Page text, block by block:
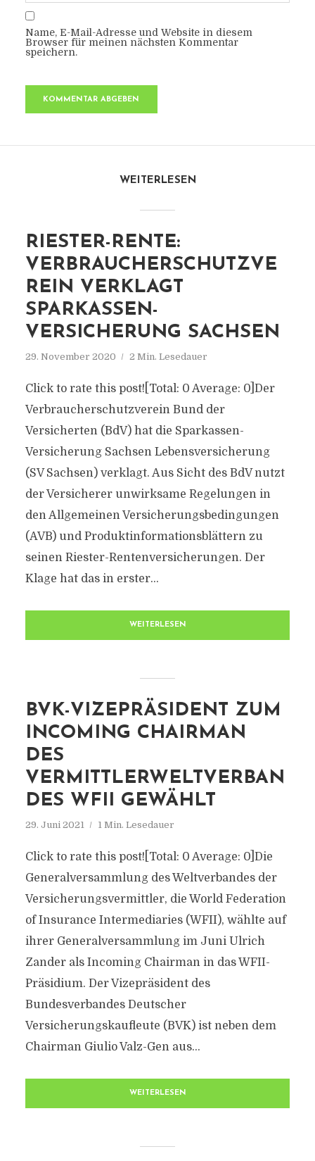
Name, E-Mail-Adresse und Website in diesem
Browser für meinen nächsten Kommentar
speichern.
WEITERLESEN
RIESTER-RENTE:
VERBRAUCHERSCHUTZVE
REIN VERKLAGT
SPARKASSEN-
VERSICHERUNG SACHSEN
29. November 2020 2 Min. Lesedauer
Click to rate this post![Total: 0 Average: 0]Der
Verbraucherschutzverein Bund der
Versicherten (BdV) hat die Sparkassen-
Versicherung Sachsen Lebensversicherung
(SV Sachsen) verklagt. Aus Sicht des BdV nutzt
der Versicherer unwirksame Regelungen in
den Allgemeinen Versicherungsbedingungen
(AVB) und Produktinformationsblättern zu
seinen Riester-Rentenversicherungen. Der
Klage hat das in erster...
WEITERLESEN
BVK-VIZEPRÄSIDENT ZUM
INCOMING CHAIRMAN
DES
VERMITTLERWELTVERBAN
DES WFII GEWÄHLT
29. Juni 2021 1 Min. Lesedauer
Click to rate this post![Total: 0 Average: 0]Die
Generalversammlung des Weltverbandes der
Versicherungsvermittler, die World Federation
of Insurance Intermediaries (WFII), wählte auf
ihrer Generalversammlung im Juni Ulrich
Zander als Incoming Chairman in das WFII-
Präsidium. Der Vizepräsident des
Bundesverbandes Deutscher
Versicherungskaufleute (BVK) ist neben dem
Chairman Giulio Valz-Gen aus...
WEITERLESEN